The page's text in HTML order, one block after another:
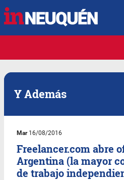
Y Además
Mar16/08/2016
Freelancer.com abre
Argentina (la mayor
de trabajo